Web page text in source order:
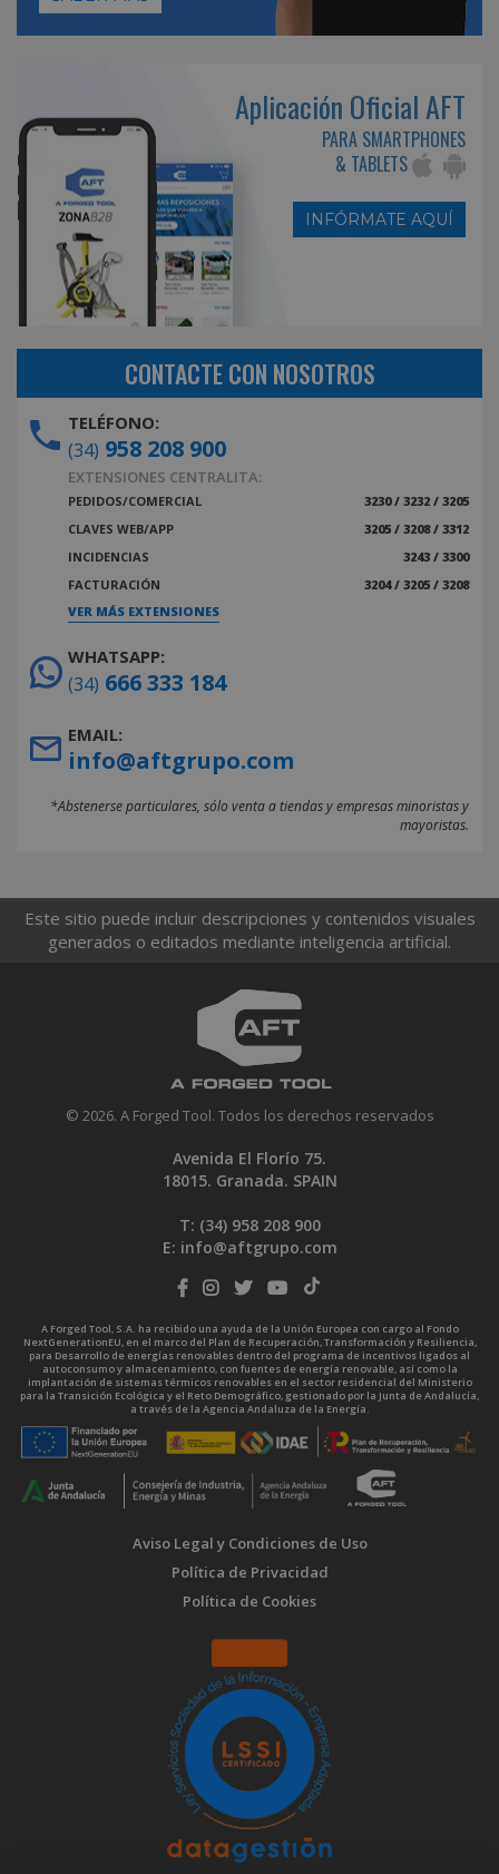
Aplicación Oficial AFT
PARA SMARTPHONES
& TABLETS
INFÓRMATE AQUÍ
CONTACTE CON NOSOTROS
TELÉFONO:
(34) 958 208 900
EXTENSIONES CENTRALITA:
PEDIDOS/COMERCIAL
3230 / 3232 / 3205
CLAVES WEB/APP
3205 / 3208 / 3312
INCIDENCIAS
3243 / 3300
FACTURACIÓN
3204 / 3205 / 3208
VER MÁS EXTENSIONES
WHATSAPP:
(34) 666 333 184
EMAIL:
info@aftgrupo.com
*Abstenerse particulares, sólo venta a tiendas y empresas minoristas y
mayoristas.
Este sitio puede incluir descripciones y contenidos visuales
generados o editados mediante inteligencia artificial.
© 2026. A Forged Tool. Todos los derechos reservados
Avenida El Florío 75.
18015. Granada. SPAIN
T: (34) 958 208 900
E: info@aftgrupo.com
A Forged Tool, S.A. ha recibido una ayuda de la Unión Europea con cargo al Fondo
NextGenerationEU, en el marco del Plan de Recuperación, Transformación y Resiliencia,
para Desarrollo de energías renovables dentro del programa de incentivos ligados al
autoconsumo y almacenamiento, con fuentes de energía renovable, así como la
implantación de sistemas térmicos renovables en el sector residencial del Ministerio
para la Transición Ecológica y el Reto Demográfico, gestionado por la Junta de Andalucía,
a través de la Agencia Andaluza de la Energía.
Aviso Legal y Condiciones de Uso
Política de Privacidad
Política de Cookies